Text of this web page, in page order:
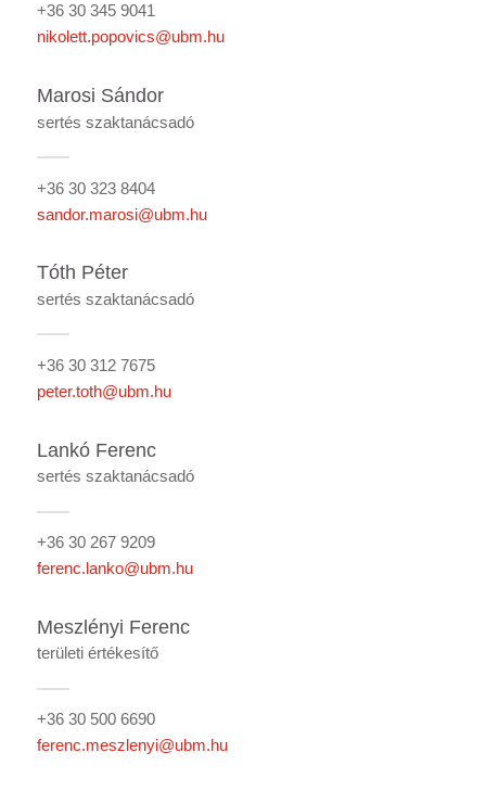
+36 30 345 9041
nikolett.popovics@ubm.hu
Marosi Sándor
sertés szaktanácsadó
+36 30 323 8404
sandor.marosi@ubm.hu
Tóth Péter
sertés szaktanácsadó
+36 30 312 7675
peter.toth@ubm.hu
Lankó Ferenc
sertés szaktanácsadó
+36 30 267 9209
ferenc.lanko@ubm.hu
Meszlényi Ferenc
területi értékesítő
+36 30 500 6690
ferenc.meszlenyi@ubm.hu